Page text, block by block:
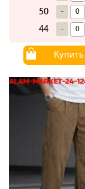
50 -
44 -
Купить